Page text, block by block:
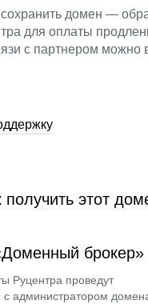
домен —
для оплаты
с партнером можно
получить этот
брокер»
Руцентра проведут
с администратором